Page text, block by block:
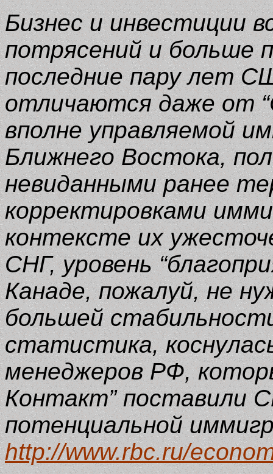
Бизнес и инвестиции
потрясений и больше
последние пару лет
отличаются даже от
вполне управляемой
Ближнего Востока,
невиданными ранее
корректировками
контексте их
СНГ, уровень
Канаде, пожалуй, не
большей
статистика,
менеджеров РФ,
Контакт” поставили
потенциальной
http://www.rbc.ru/